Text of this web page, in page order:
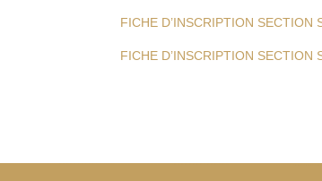
FICHE D’INSCRIPTION
FICHE D’INSCRIPTION